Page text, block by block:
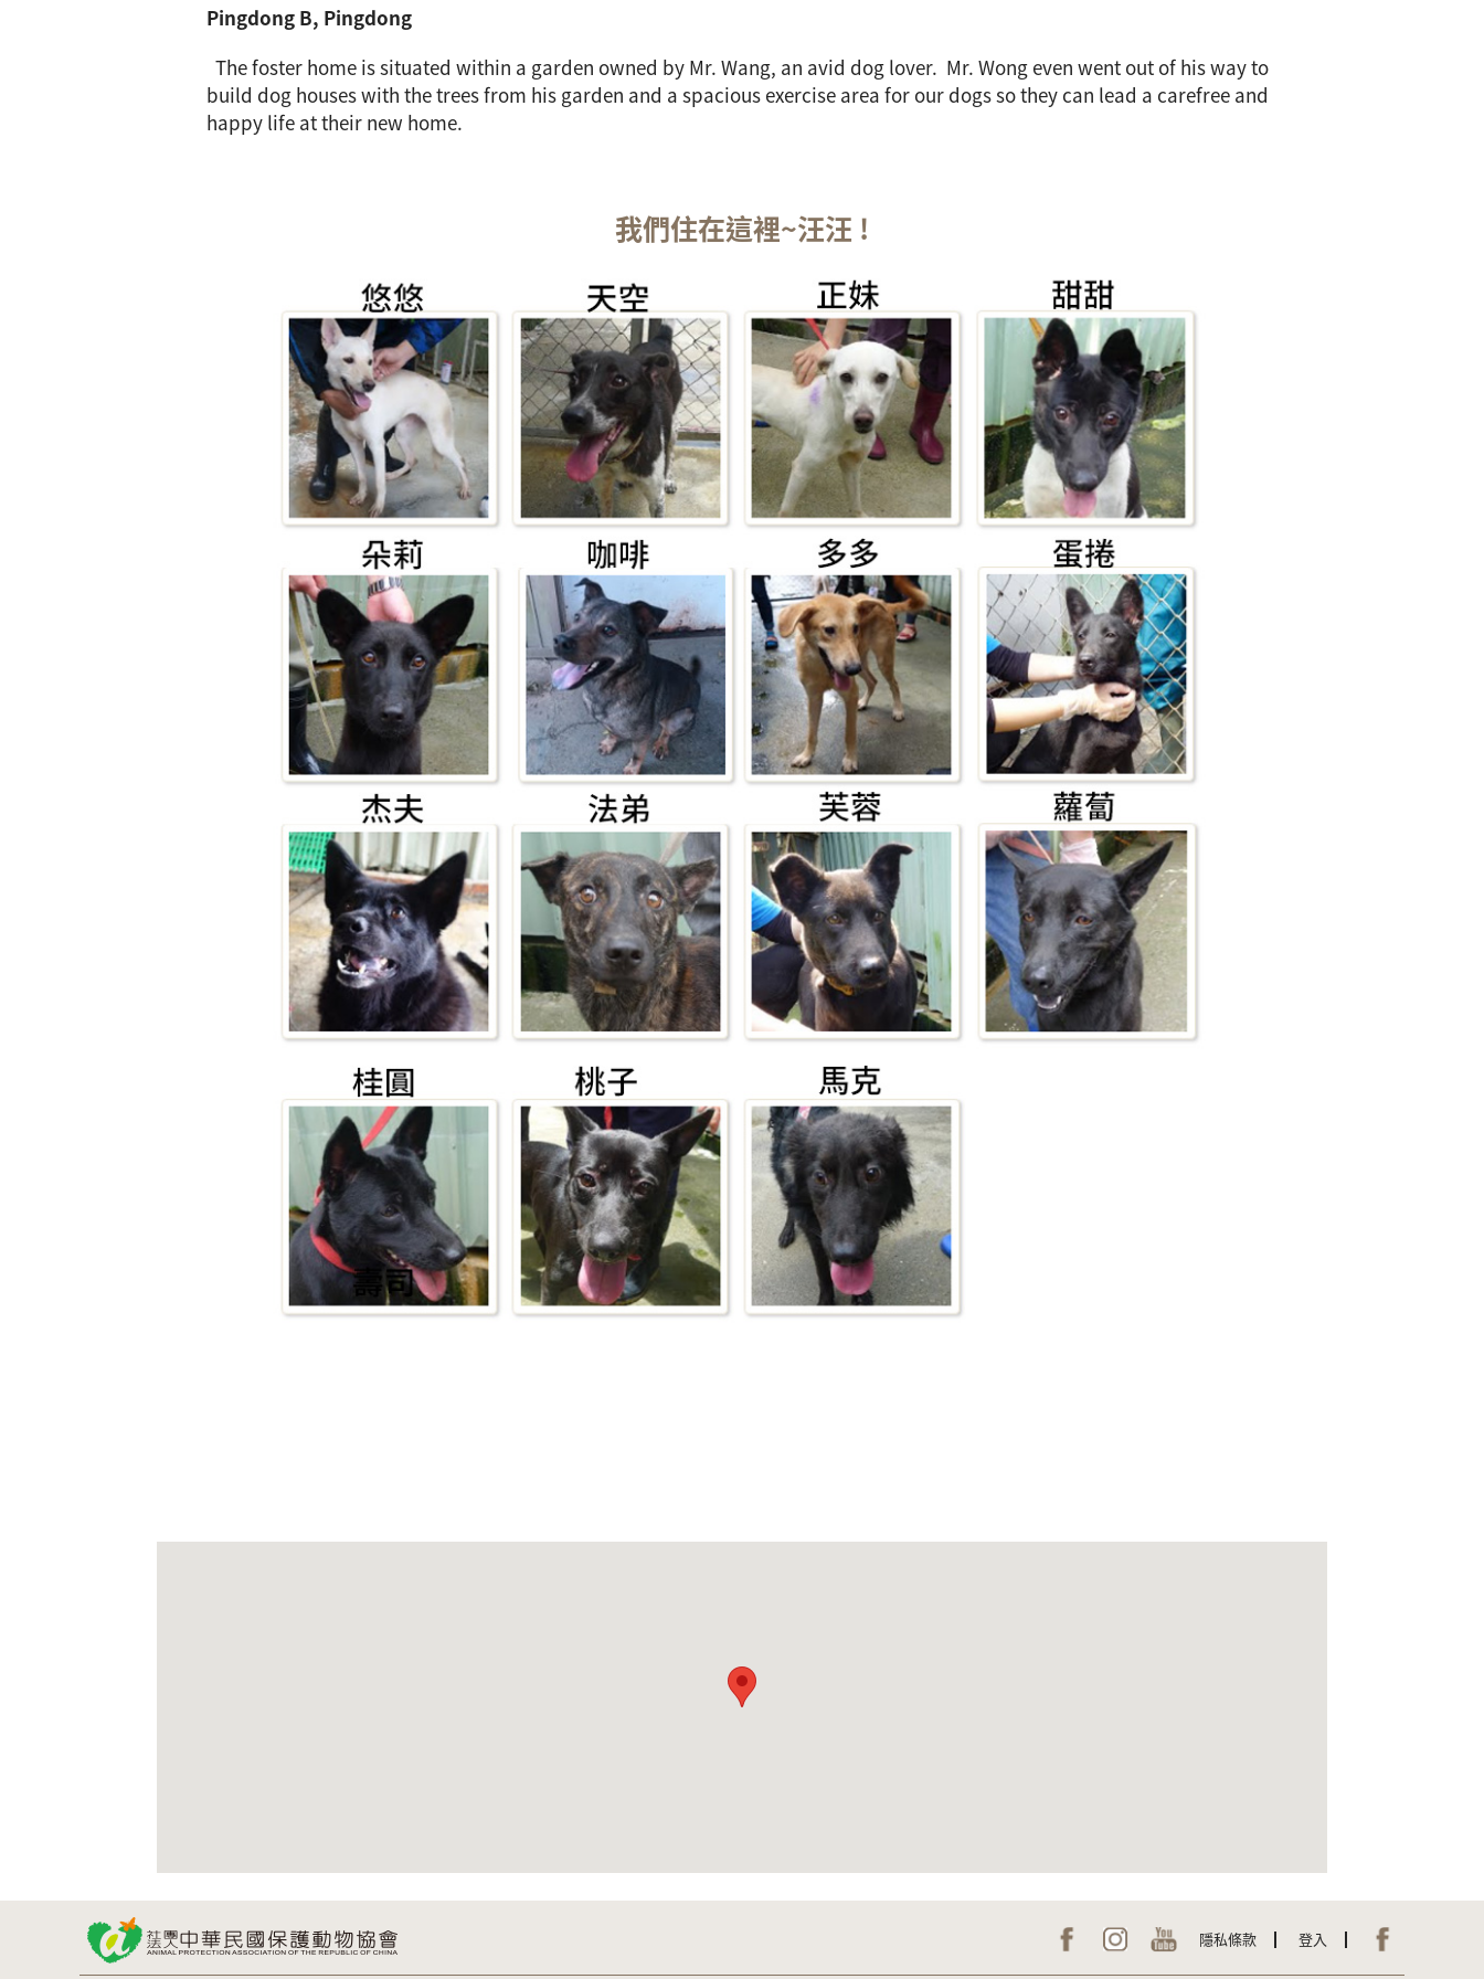
Pingdong B, Pingdong
The foster home is situated within a garden owned by Mr. Wang, an avid dog lover. Mr. Wong even went out of his way to
build dog houses with the trees from his garden and a spacious exercise area for our dogs so they can lead a carefree and
happy life at their new home.
我們住在這裡~汪汪 !
隱私條款 登入